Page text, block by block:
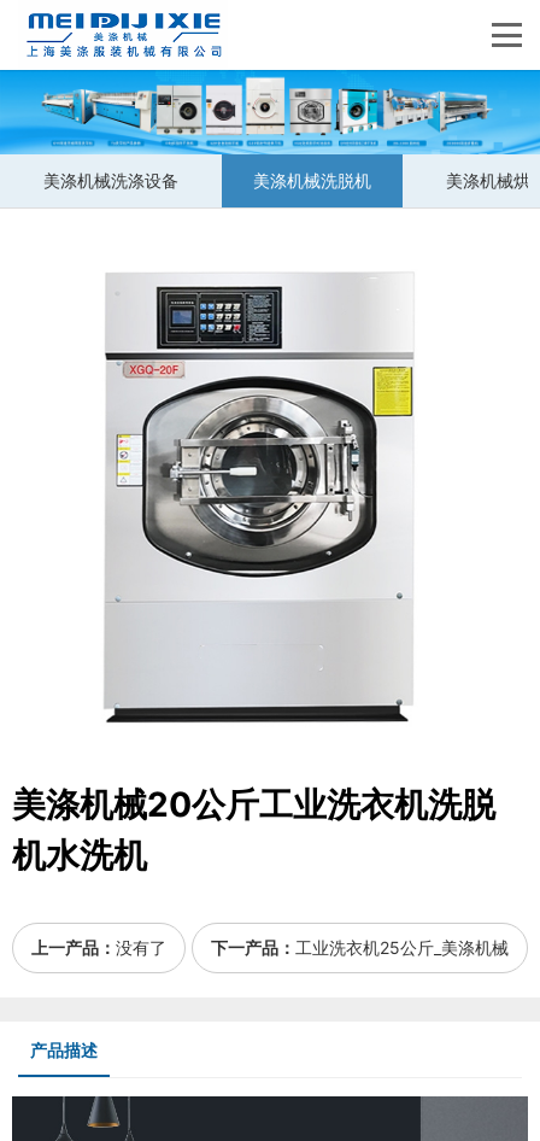
美涤机械洗涤设备 美涤机械洗脱机 美涤机械烘
美涤机械20公斤工业洗衣机洗脱
机水洗机
上一产品： 没有了 下一产品： 工业洗衣机25公斤_美涤机械
产品描述